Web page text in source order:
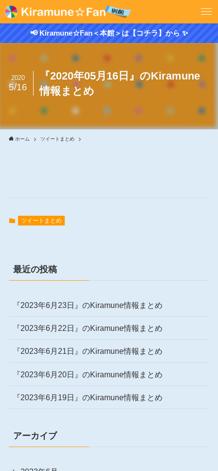
📢 Kiramune☆Fan＜本館＞は【コチラ】から ✨
『2020年05月16日』のKiramune
情報まとめ
2020
5/16
ホーム ツイートまとめ
ツイートまとめ
最近の投稿
『2023年6月23日』のKiramune情報まとめ
『2023年6月22日』のKiramune情報まとめ
『2023年6月21日』のKiramune情報まとめ
『2023年6月20日』のKiramune情報まとめ
『2023年6月19日』のKiramune情報まとめ
アーカイブ